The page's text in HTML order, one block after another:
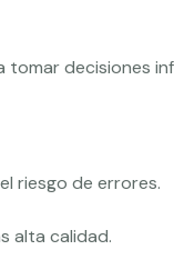
decisiones
riesgo de errores.
alta calidad.